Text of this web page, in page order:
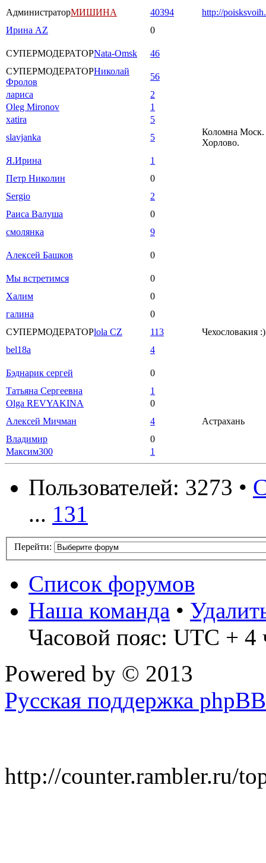
АдминистраторМИШИНА 40394
http://
Ирина AZ
0
СУПЕРМОДЕРАТОРNata-Omsk
46
СУПЕРМОДЕРАТОРНиколай
Фролов
56
лариса
2
Oleg Mironov
1
xatira
5
slavjanka
5
Коломна Моск.
Хорлово.
Я.Ирина
1
Петр Николин
0
Sergio
2
Раиса Валуша
0
смолянка
9
Алексей Башков 0
Мы встретимся
0
Халим
0
галина
0
СУПЕРМОДЕРАТОРlola CZ 113
Чехословакия :)
bel18a
4
Бэднарик сергей
0
Татьяна Сергеевна
1
Olga REVYAKINA
0
Алексей Мичман
4
Астрахань
Владимир
0
Максим300
1
Пользователей: 3273 •
... 131
Перейти:
Список форумов
Наша команда •
Часовой пояс: UTC + 4
Powered by © 2013
Русская поддержка phpBB
http://counter.rambler.ru/